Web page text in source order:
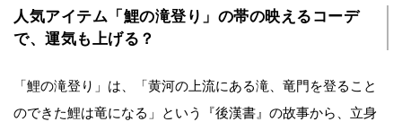
人気アイテム「鯉の滝登り」の帯の映えるコーデ
で、運気も上げる？
「鯉の滝登り」は、「黄河の上流にある滝、竜門を登ること
のできた鯉は竜になる」という『後漢書』の故事から、立身